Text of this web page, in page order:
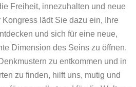
Freiheit, innezuhalten und neue
lädt Sie dazu ein, Ihre
und sich für eine neue,
Dimension des Seins zu öffnen.
zu entkommen und in
zu finden, hilft uns, mutig und